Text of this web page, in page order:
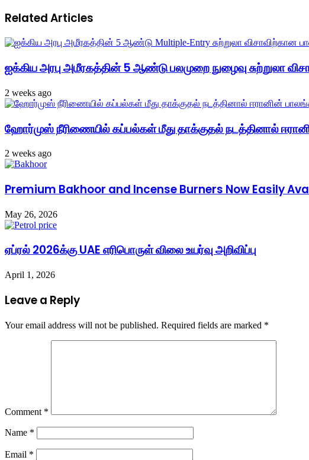
Related Articles
ஐக்கிய அரபு அமீரகத்தின் 5 ஆண்டு பலமுறை நுழைவு சுற்றுலா
2 weeks ago
ஹோர்முஸ் நீரிணையில் கப்பல்கள் மீது தாக்குதல் நடத்தினால்
2 weeks ago
Premium Bakhoor and Incense Burners Now Easily
May 26, 2026
ஏப்ரல் 2026க்கு UAE எரிபொருள் விலை உயர்வு அறிவிப்பு
April 1, 2026
Leave a Reply
Your email address will not be published. Required fields are marked *
Comment *
Name *
Email *